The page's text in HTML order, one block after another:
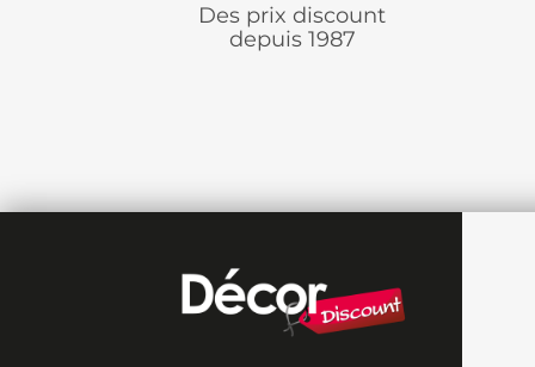
Des prix discount
depuis 1987